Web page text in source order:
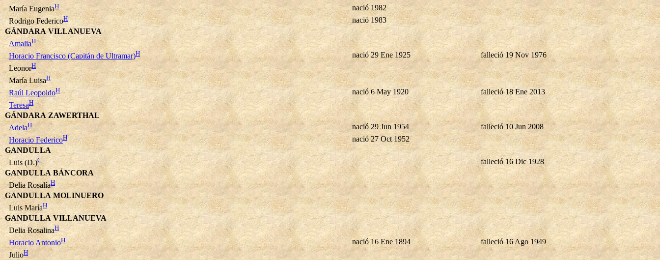
María EugeniaH
nació 1982
Rodrigo FedericoH
nació 1983
GÁNDARA VILLANUEVA
AmaliaH
Horacio Francisco (Capitán de Ultramar)H nació 29 Ene 1925
falleció 19 Nov 1976
LeonorH
María LuisaH
Raúl LeopoldoH nació 6 May 1920
falleció 18 Ene 2013
TeresaH
GÁNDARA ZAWERTHAL
AdelaH nació 29 Jun 1954
falleció 10 Jun 2008
Horacio FedericoH
nació 27 Oct 1952
GANDULLA
Luis (D.)C
falleció 16 Dic 1928
GANDULLA BÁNCORA
Delia RosalíaH
GANDULLA MOLINUERO
Luis MaríaH
GANDULLA VILLANUEVA
Delia RosalinaH
Horacio AntonioH nació 16 Ene 1894
falleció 16 Ago 1949
JulioH